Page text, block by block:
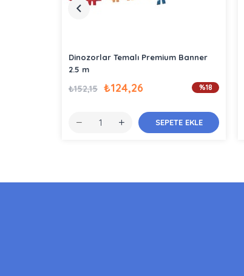
Dinozorlar Temalı Premium Banner
2.5 m
₺124,26
₺152,15
SEPETE EKLE
%18